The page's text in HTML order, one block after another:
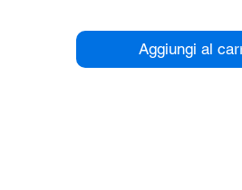
maggiori informazioni contattaci
oppure su Telegram nel
Aggiungi al